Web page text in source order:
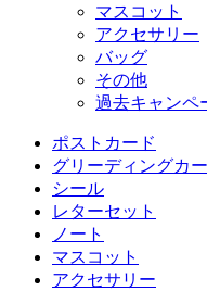
マスコット
アクセサリー
バッグ
その他
過去キャンペ
ポストカード
グリーディングカ
シール
レターセット
ノート
マスコット
アクセサリー